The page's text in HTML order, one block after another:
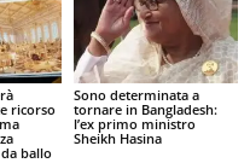
ricorso
ballo
Sono determinata a
tornare in Bangladesh:
l’ex primo ministro
Sheikh Hasina